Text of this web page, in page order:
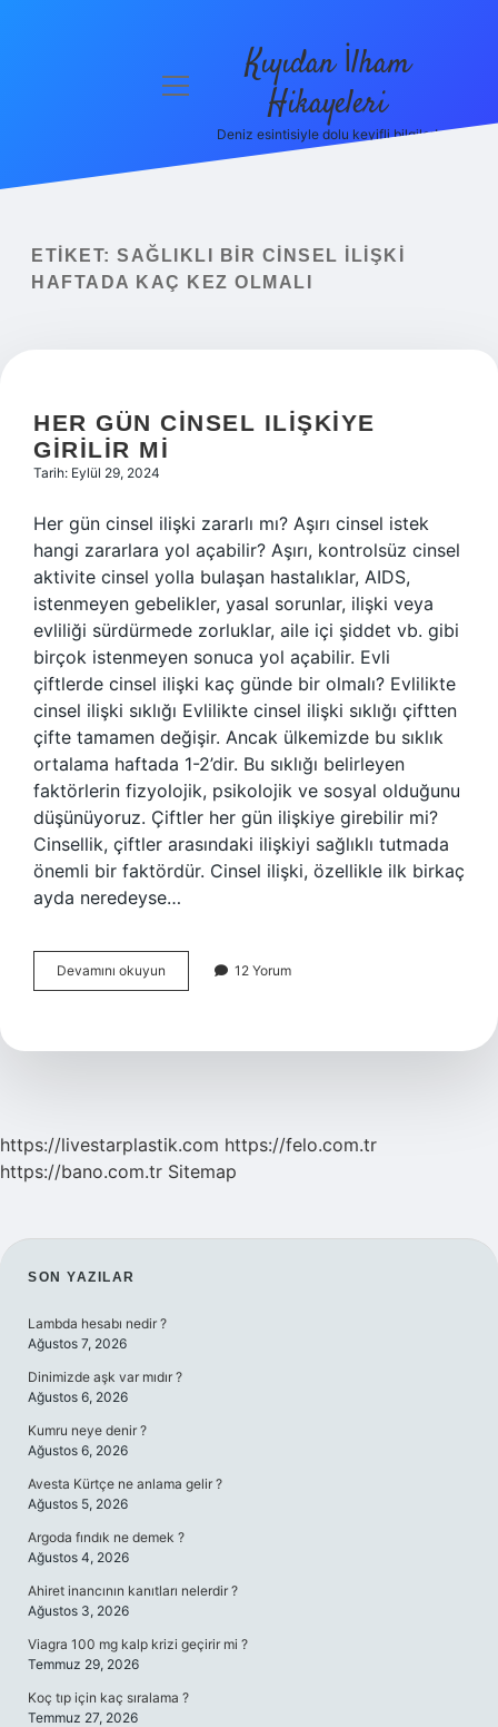
Yasal Uyarı
menüyü
Kıyıdan İlham
Hikayeleri
Deniz esintisiyle dolu keyifli bilgiler!
ETIKET: SAĞLIKLI BIR CINSEL ILIŞKI
HAFTADA KAÇ KEZ OLMALI
HER GÜN CINSEL ILIŞKIYE
GIRILIR MI
Tarih: Eylül 29, 2024
Her gün cinsel ilişki zararlı mı? Aşırı cinsel istek
hangi zararlara yol açabilir? Aşırı, kontrolsüz cinsel
aktivite cinsel yolla bulaşan hastalıklar, AIDS,
istenmeyen gebelikler, yasal sorunlar, ilişki veya
evliliği sürdürmede zorluklar, aile içi şiddet vb. gibi
birçok istenmeyen sonuca yol açabilir. Evli
çiftlerde cinsel ilişki kaç günde bir olmalı? Evlilikte
cinsel ilişki sıklığı Evlilikte cinsel ilişki sıklığı çiftten
çifte tamamen değişir. Ancak ülkemizde bu sıklık
ortalama haftada 1-2’dir. Bu sıklığı belirleyen
faktörlerin fizyolojik, psikolojik ve sosyal olduğunu
düşünüyoruz. Çiftler her gün ilişkiye girebilir mi?
Cinsellik, çiftler arasındaki ilişkiyi sağlıklı tutmada
önemli bir faktördür. Cinsel ilişki, özellikle ilk birkaç
ayda neredeyse…
Devamını okuyun
Gün
Girilir
12 Yorum
https://livestarplastik.com https://felo.com.tr
https://bano.com.tr Sitemap
SIDEBAR
SON YAZILAR
Lambda hesabı nedir ?
Ağustos 7, 2026
Dinimizde aşk var mıdır ?
Ağustos 6, 2026
Kumru neye denir ?
Ağustos 6, 2026
Avesta Kürtçe ne anlama gelir ?
Ağustos 5, 2026
Argoda fındık ne demek ?
Ağustos 4, 2026
Ahiret inancının kanıtları nelerdir ?
Ağustos 3, 2026
Viagra 100 mg kalp krizi geçirir mi ?
Temmuz 29, 2026
Koç tıp için kaç sıralama ?
Temmuz 27, 2026